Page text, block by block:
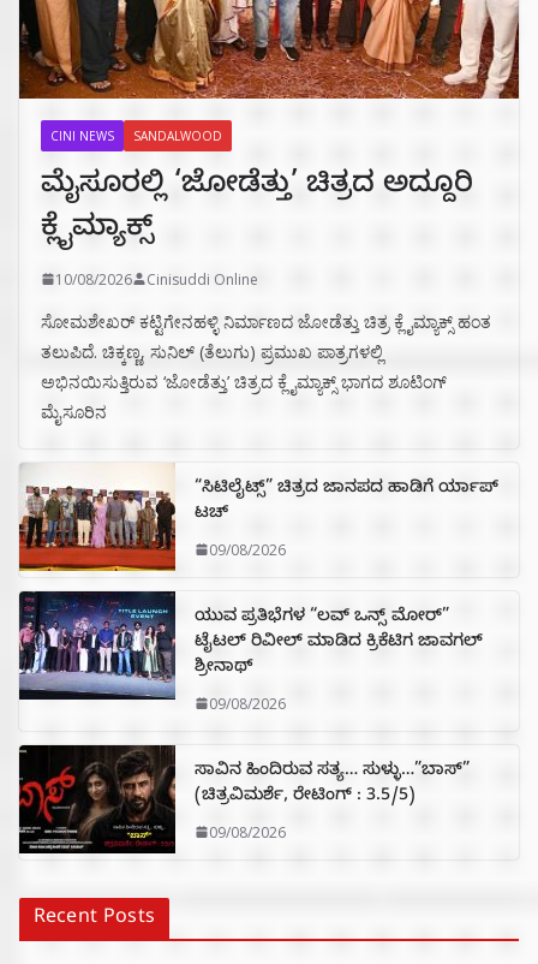
CINI NEWS SANDALWOOD
ಮೈಸೂರಲ್ಲಿ ‘ಜೋಡೆತ್ತು’ ಚಿತ್ರದ ಅದ್ದೂರಿ
ಕ್ಲೈಮ್ಯಾಕ್ಸ್
10/08/2026 Cinisuddi Online
ಸೋಮಶೇಖರ್ ಕಟ್ಟಿಗೇನಹಳ್ಳಿ ನಿರ್ಮಾಣದ ಜೋಡೆತ್ತು ಚಿತ್ರ ಕ್ಲೈಮ್ಯಾಕ್ಸ್ ಹಂತ
ತಲುಪಿದೆ. ಚಿಕ್ಕಣ್ಣ, ಸುನಿಲ್ (ತೆಲುಗು) ಪ್ರಮುಖ ಪಾತ್ರಗಳಲ್ಲಿ
ಅಭಿನಯಿಸುತ್ತಿರುವ ‘ಜೋಡೆತ್ತು’ ಚಿತ್ರದ ಕ್ಲೈಮ್ಯಾಕ್ಸ್ ಭಾಗದ ಶೂಟಿಂಗ್
ಮೈಸೂರಿನ
“ಸಿಟಿಲೈಟ್ಸ್‌” ಚಿತ್ರದ ಜಾನಪದ ಹಾಡಿಗೆ ರ್ಯಾಪ್‌
ಟಚ್‌
09/08/2026
ಯುವ ಪ್ರತಿಭೆಗಳ “ಲವ್ ಒನ್ಸ್ ಮೋರ್”
ಟೈಟಲ್ ರಿವೀಲ್ ಮಾಡಿದ ಕ್ರಿಕೆಟಿಗ ಜಾವಗಲ್
ಶ್ರೀನಾಥ್
09/08/2026
ಸಾವಿನ ಹಿಂದಿರುವ ಸತ್ಯ… ಸುಳ್ಳು…”ಬಾಸ್”
(ಚಿತ್ರವಿಮರ್ಶೆ, ರೇಟಿಂಗ್ : 3.5/5)
09/08/2026
Recent Posts